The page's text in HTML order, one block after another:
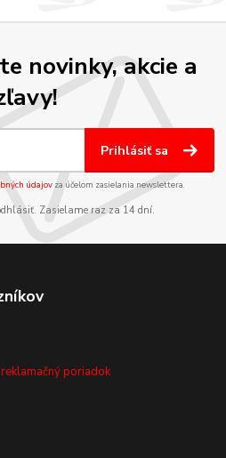
novinky, akcie a
Prihlásiť sa
údajov za účelom zasielania newslettera.
Zasielame raz za 14 dní.
poriadok